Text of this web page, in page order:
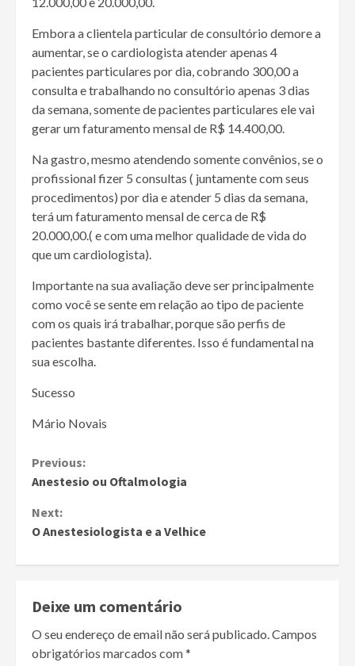
Embora a clientela particular de consultório demore a
aumentar, se o cardiologista atender apenas 4
pacientes particulares por dia, cobrando 300,00 a
consulta e trabalhando no consultório apenas 3 dias
da semana, somente de pacientes particulares ele vai
gerar um faturamento mensal de R$ 14.400,00.
Na gastro, mesmo atendendo somente convênios, se o
profissional fizer 5 consultas ( juntamente com seus
procedimentos) por dia e atender 5 dias da semana,
terá um faturamento mensal de cerca de R$
20.000,00.( e com uma melhor qualidade de vida do
que um cardiologista).
Importante na sua avaliação deve ser principalmente
como você se sente em relação ao tipo de paciente
com os quais irá trabalhar, porque são perfis de
pacientes bastante diferentes. Isso é fundamental na
sua escolha.
Sucesso
Mário Novais
Continue
Previous:
Anestesio ou Oftalmologia
Next:
O Anestesiologista e a Velhice
Deixe um comentário
O seu endereço de email não será publicado.Campos
obrigatórios marcados com*